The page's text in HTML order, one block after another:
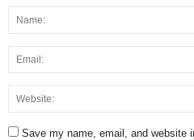
Save my name, email, and website